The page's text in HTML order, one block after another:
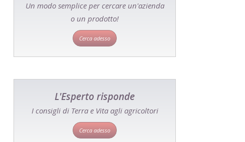
Un modo semplice per cercare un'azienda
o un prodotto!
Cerca adesso
L'Esperto risponde
I consigli di Terra e Vita agli agricoltori
Cerca adesso